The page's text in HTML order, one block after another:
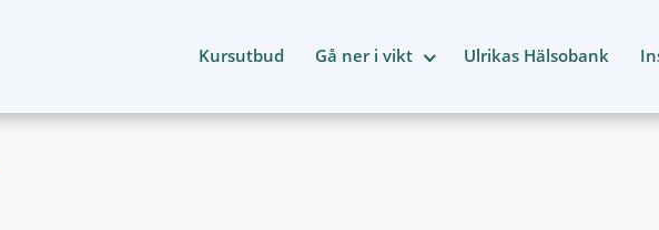
Kursutbud Gå ner i vikt Ulrikas Hälsobank